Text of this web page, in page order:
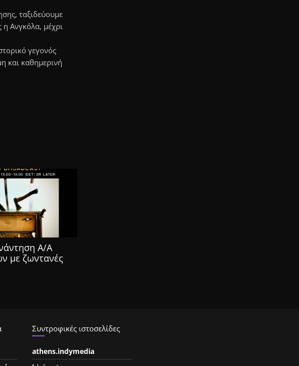
ταξιδεύουμε
Ανγκόλα, μέχρι
γεγονός
και καθημερινή
Α/Α
με ζωντανές
Συντροφικές ιστοσελίδες
athens.indymedia